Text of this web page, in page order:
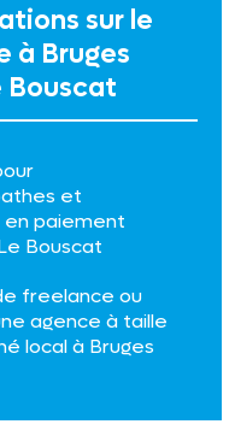
sur le
à Bruges
Bouscat
et
en paiement
Bouscat
freelance ou
agence à taille
local à Bruges